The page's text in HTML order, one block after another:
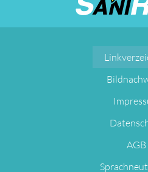
Navigation
überspringen
AGB